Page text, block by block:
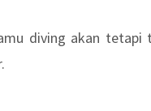
diving akan